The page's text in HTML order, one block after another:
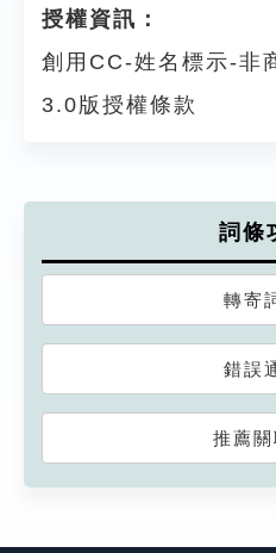
授權資訊：
創用CC-姓名標示-非
3.0版授權條款
詞條
轉寄
錯誤
推薦關